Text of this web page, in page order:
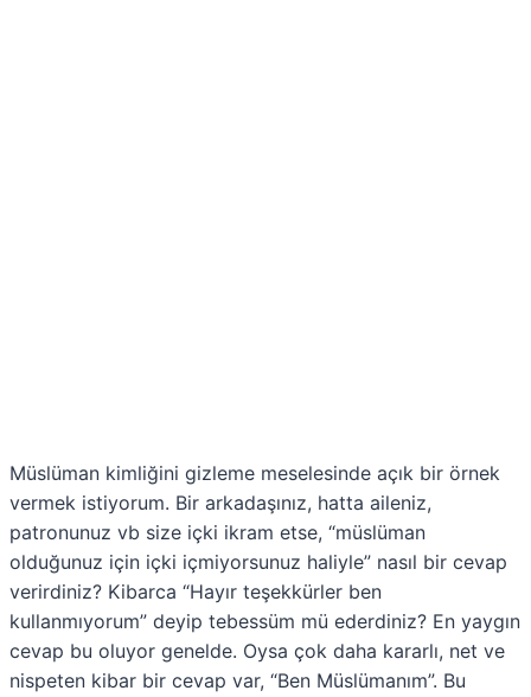
Müslüman kimliğini gizleme meselesinde açık bir örnek
vermek istiyorum. Bir arkadaşınız, hatta aileniz,
patronunuz vb size içki ikram etse, “müslüman
olduğunuz için içki içmiyorsunuz haliyle” nasıl bir cevap
verirdiniz? Kibarca “Hayır teşekkürler ben
kullanmıyorum” deyip tebessüm mü ederdiniz? En yaygın
cevap bu oluyor genelde. Oysa çok daha kararlı, net ve
nispeten kibar bir cevap var, “Ben Müslümanım”. Bu